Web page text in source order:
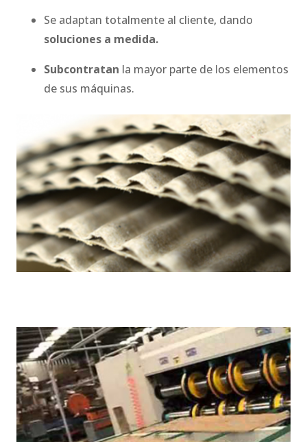
Se adaptan totalmente al cliente, dando
soluciones a medida.
Subcontratan la mayor parte de los elementos
de sus máquinas.